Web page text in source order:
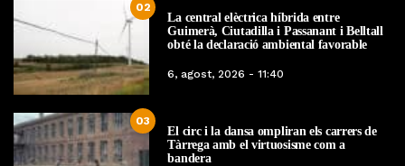
02
La central elèctrica híbrida entre
Guimerà, Ciutadilla i Passanant i Belltall
obté la declaració ambiental favorable
6, agost, 2026 - 11:40
03
El circ i la dansa ompliran els carrers de
Tàrrega amb el virtuosisme com a
bandera